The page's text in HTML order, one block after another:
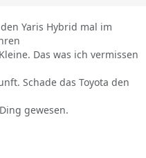
Yaris Hybrid mal im
Das was ich vermissen
Schade das Toyota den
gewesen.